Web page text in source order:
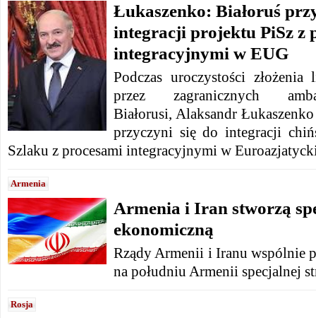
Łukaszenko: Białoruś
integracji projektu PiSz z
integracyjnymi w EUG
Podczas uroczystości
przez zagranicznych
Białorusi, Alaksandr
przyczyni się do integracji
Szlaku z procesami integracyjnymi w
Armenia
Armenia i Iran stworzą
ekonomiczną
Rządy Armenii i Iranu wspólnie
na południu Armenii specjalnej
Rosja